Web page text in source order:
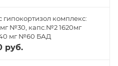
гипокортизол комплекс:
№30, капс.№2 1620мг
мг №60 БАД
руб.